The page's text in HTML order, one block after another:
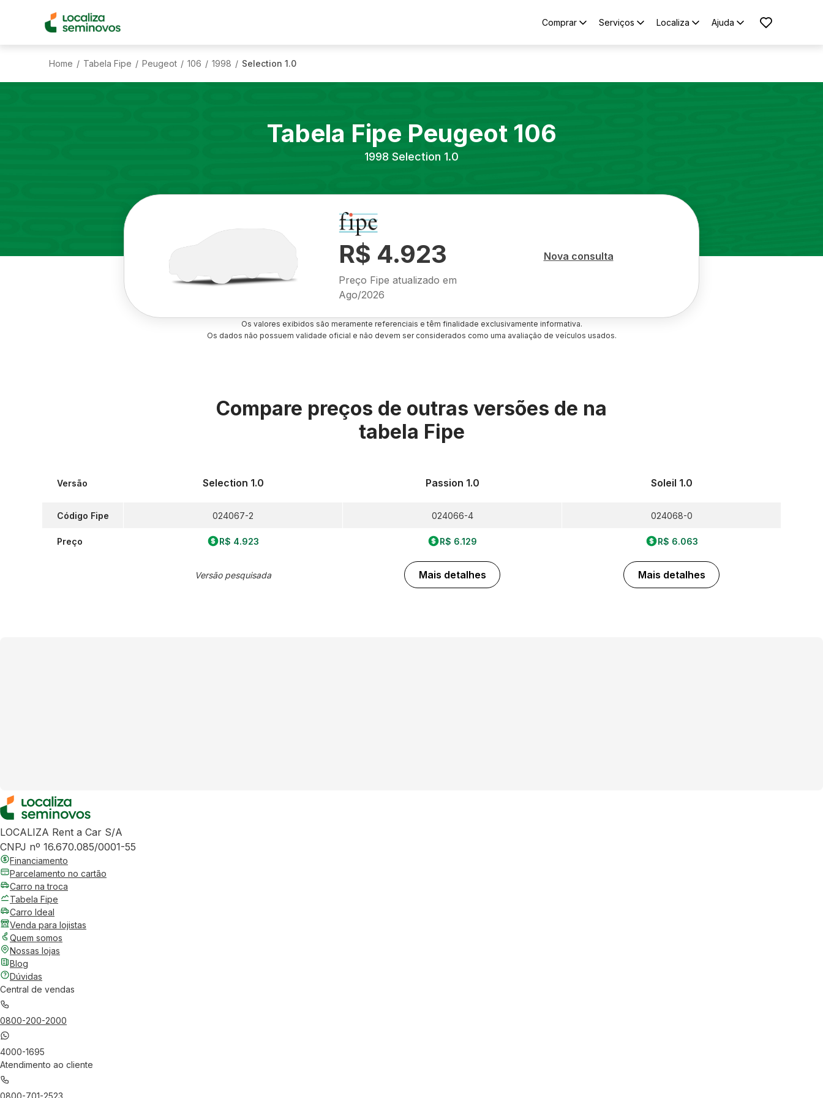
Comprar Serviços Localiza Ajuda
Home / Tabela Fipe / Peugeot / 106 / 1998 / Selection 1.0
Tabela Fipe Peugeot 106
1998 Selection 1.0
R$ 4.923
Preço Fipe atualizado em
Ago/2026
Nova consulta
Os valores exibidos são meramente referenciais e têm finalidade exclusivamente informativa.
Os dados não possuem validade oficial e não devem ser considerados como uma avaliação de veículos usados.
Compare preços de outras versões de na
tabela Fipe
Versão
Código Fipe
Preço
Selection 1.0
024067-2
R$ 4.923
Versão pesquisada
Passion 1.0
024066-4
R$ 6.129
Mais detalhes
Soleil 1.0
024068-0
R$ 6.063
Mais detalhes
LOCALIZA Rent a Car S/A
CNPJ nº 16.670.085/0001-55
Financiamento
Parcelamento no cartão
Carro na troca
Tabela Fipe
Carro Ideal
Venda para lojistas
Quem somos
Nossas lojas
Blog
Dúvidas
Central de vendas
0800-200-2000
4000-1695
Atendimento ao cliente
0800-701-2523